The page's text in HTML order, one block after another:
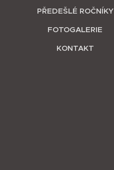
PŘEDEŠLÉ ROČNÍKY
FOTOGALERIE
KONTAKT